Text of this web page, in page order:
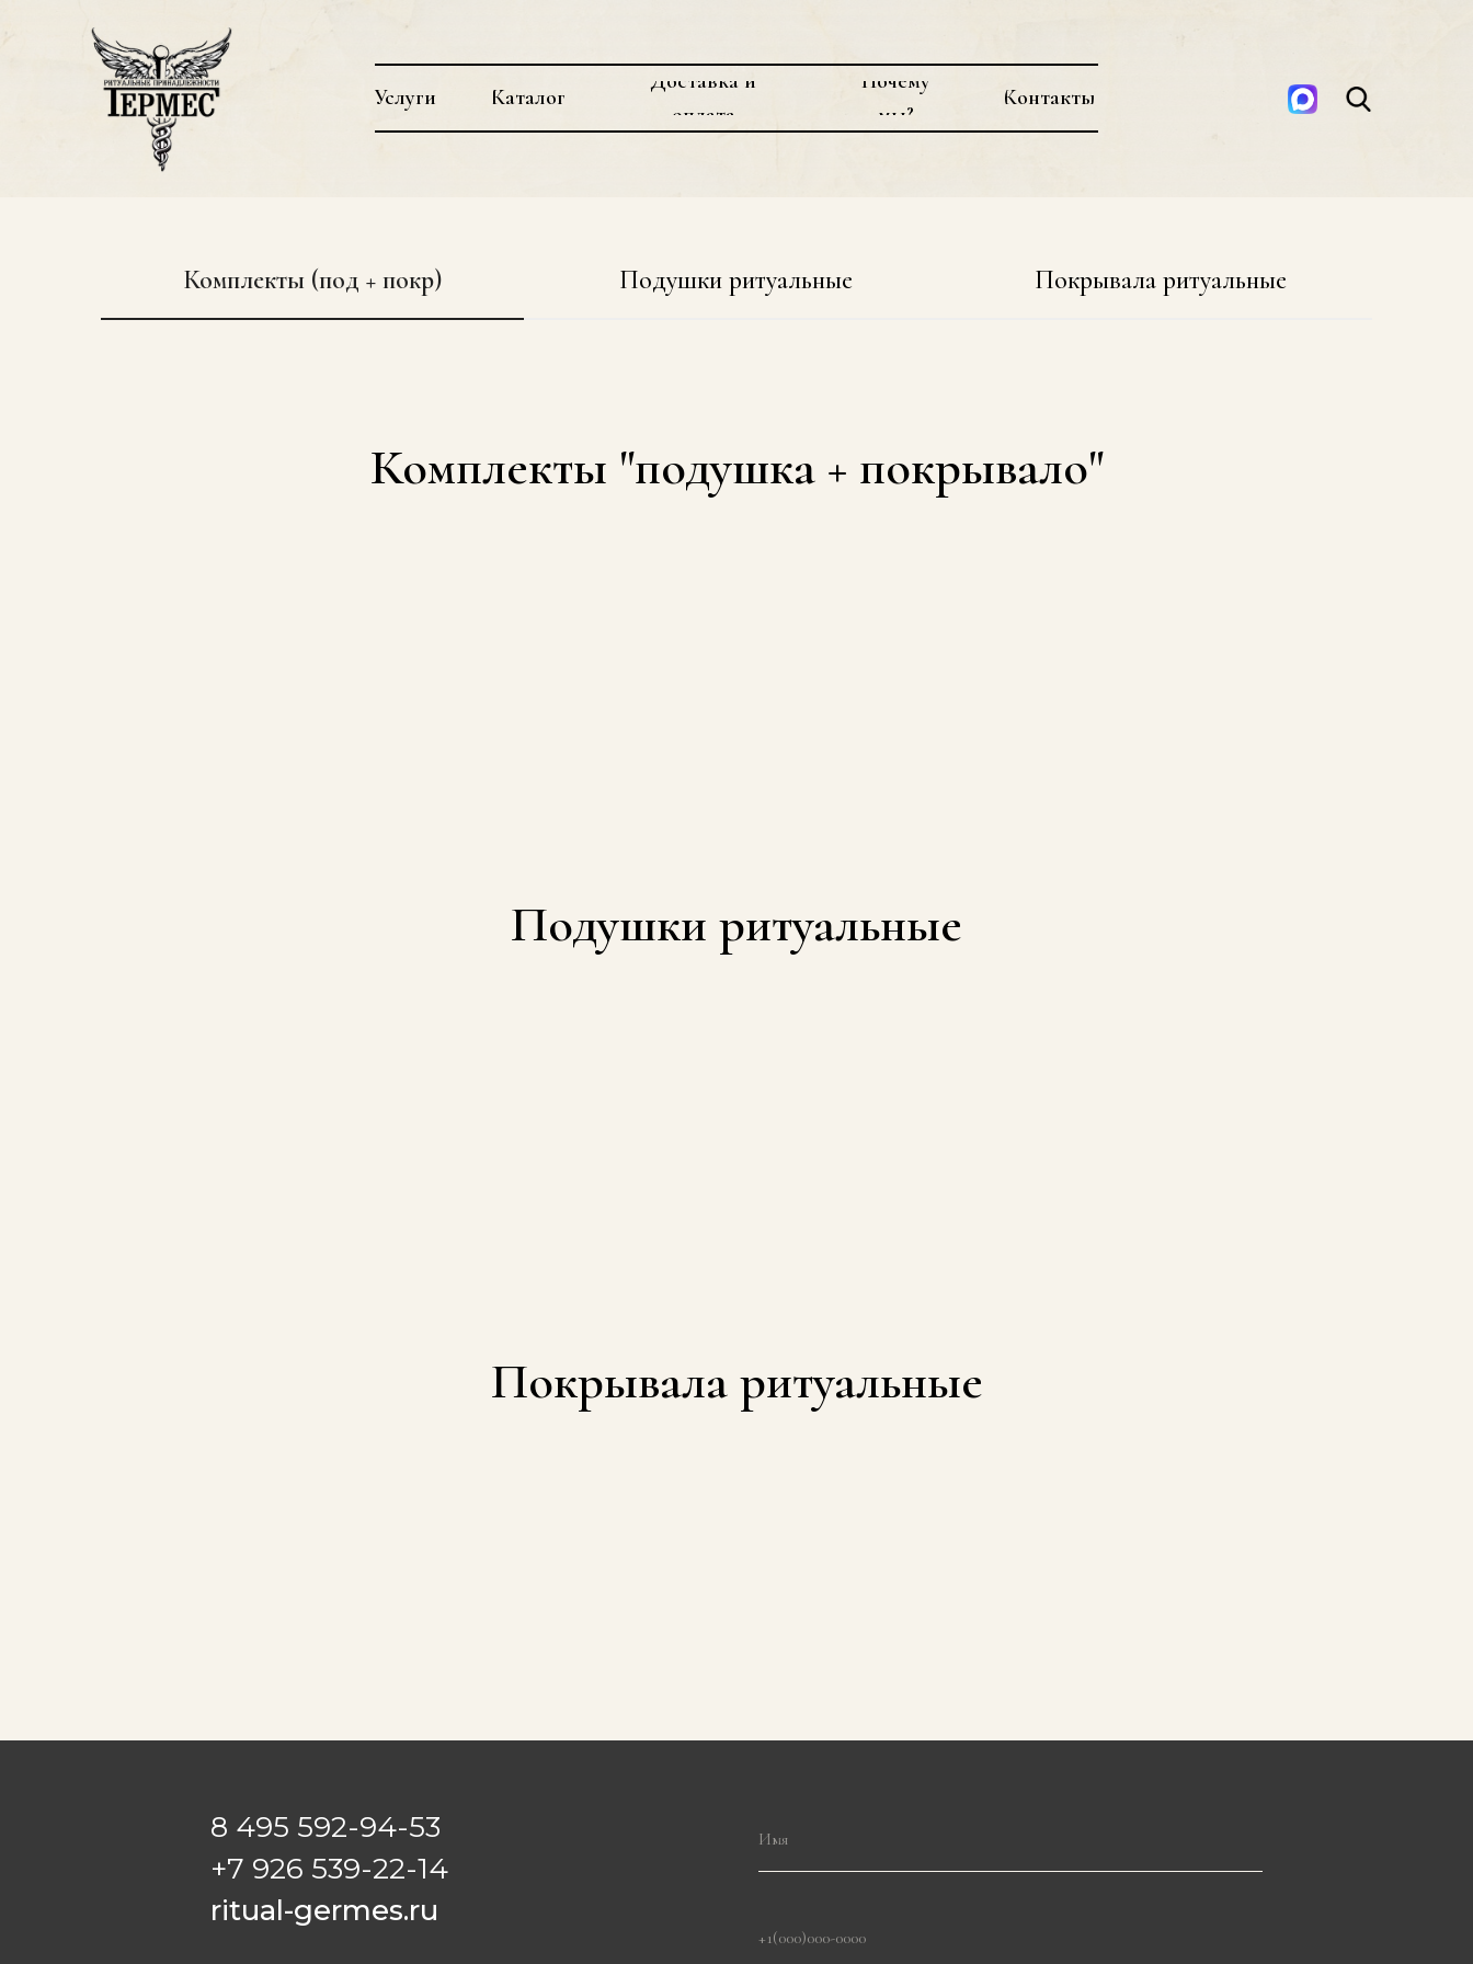
Услуги Каталог
Доставка и
оплата
Почему
мы?
Контакты
Комплекты (под + покр) Подушки ритуальные Покрывала ритуальные
Комплекты "подушка + покрывало"
Подушки ритуальные
Покрывала ритуальные
8 495 592-94-53
+7 926 539-22-14
ritual-germes.ru